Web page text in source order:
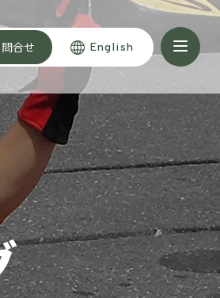
問合せ English